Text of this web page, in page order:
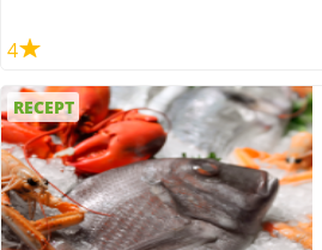
4
RECEPT